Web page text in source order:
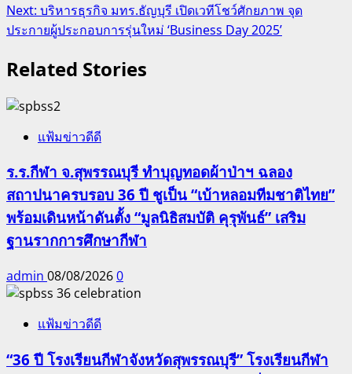
Next: บริหารธุรกิจ มทร.ธัญบุรี เปิดเวทีโชว์ศักยภาพ จุด
ประกายผู้ประกอบการรุ่นใหม่ ‘Business Day 2025’
Related Stories
แฟ้มข่าวดีดี
ร.ร.กีฬา จ.สุพรรณบุรี ทำบุญทอดผ้าป่าฯ ฉลอง
สถาปนาครบรอบ 36 ปี ชูเป็น “เบ้าหลอมทีมชาติไทย”
พร้อมเดินหน้าดันตั้ง “มูลนิธิสมบัติ คุรุพันธ์” เสริม
ฐานรากการศึกษากีฬา
admin 08/08/20260
แฟ้มข่าวดีดี
“36 ปี โรงเรียนกีฬาจังหวัดสุพรรณบุรี” โรงเรียนกีฬา